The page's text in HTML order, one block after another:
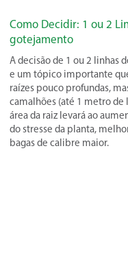
Como Decidir: 1 ou 2
gotejamento
A decisão de 1 ou 2 linhas
e um tópico importante
raízes pouco profundas,
camalhões (até 1 metro de
área da raiz levará ao
do stresse da planta,
bagas de calibre maior.